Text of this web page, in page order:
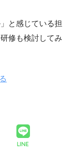
と感じている担
修も検討してみ
LINE